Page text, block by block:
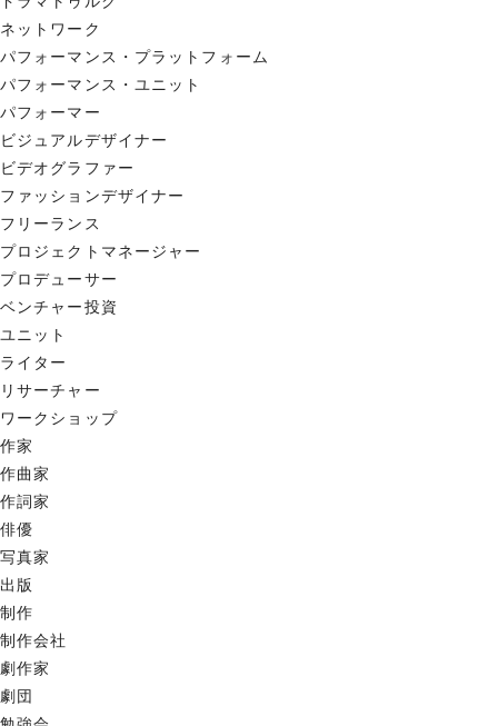
ネットワーク
パフォーマンス・プラットフォーム
パフォーマンス・ユニット
パフォーマー
ビジュアルデザイナー
ビデオグラファー
ファッションデザイナー
フリーランス
プロジェクトマネージャー
プロデューサー
ベンチャー投資
ユニット
ライター
リサーチャー
ワークショップ
作家
作曲家
作詞家
俳優
写真家
出版
制作
制作会社
劇作家
劇団